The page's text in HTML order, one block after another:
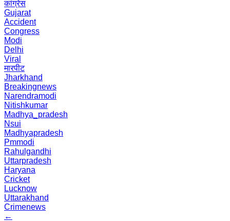
कांग्रेस
Gujarat
Accident
Congress
Modi
Delhi
Viral
मारपीट
Jharkhand
Breakingnews
Narendramodi
Nitishkumar
Madhya_pradesh
Nsui
Madhyapradesh
Pmmodi
Rahulgandhi
Uttarpradesh
Haryana
Cricket
Lucknow
Uttarakhand
Crimenews
←